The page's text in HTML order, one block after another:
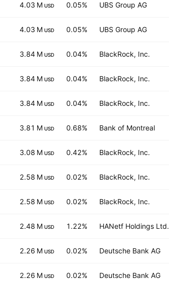
4.03 M USD 0.05% UBS Group AG
4.03 M USD 0.05% UBS Group AG
3.84 M USD 0.04% BlackRock, Inc.
3.84 M USD 0.04% BlackRock, Inc.
3.84 M USD 0.04% BlackRock, Inc.
3.81 M USD 0.68% Bank of Montreal
3.08 M USD 0.42% BlackRock, Inc.
2.58 M USD 0.02% BlackRock, Inc.
2.58 M USD 0.02% BlackRock, Inc.
2.48 M USD 1.22% HANetf Holdings Ltd.
2.26 M USD 0.02% Deutsche Bank AG
2.26 M USD 0.02% Deutsche Bank AG